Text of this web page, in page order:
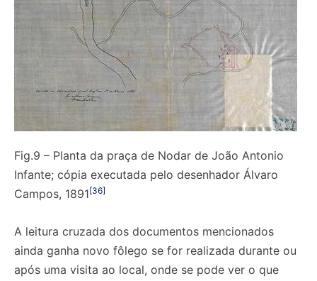
Fig.9 – Planta da praça de Nodar de João Antonio
Infante; cópia executada pelo desenhador Álvaro
Campos, 1891[36]
A leitura cruzada dos documentos mencionados
ainda ganha novo fôlego se for realizada durante ou
após uma visita ao local, onde se pode ver o que